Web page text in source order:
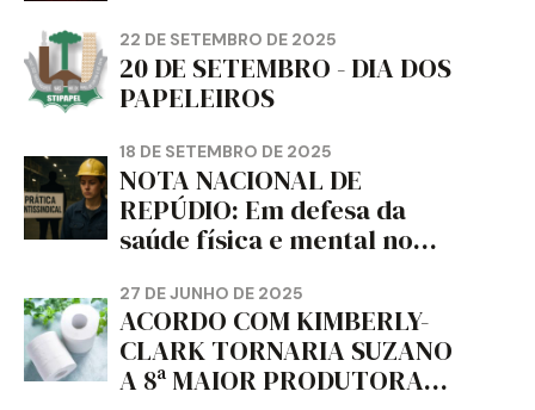
22 DE SETEMBRO DE 2025
20 DE SETEMBRO - DIA DOS
PAPELEIROS
18 DE SETEMBRO DE 2025
NOTA NACIONAL DE
REPÚDIO: Em defesa da
saúde física e mental no
da dignidade sindical.
27 DE JUNHO DE 2025
ACORDO COM KIMBERLY-
CLARK TORNARIA SUZANO
A 8ª MAIOR PRODUTORA